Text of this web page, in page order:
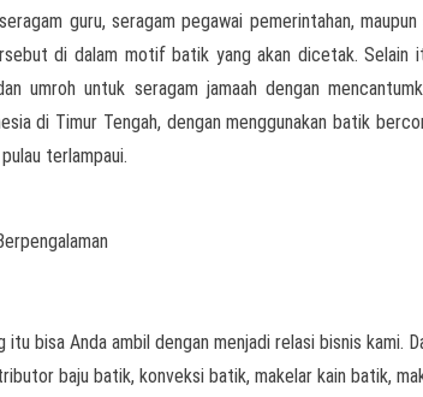
guru, seragam pegawai pemerintahan, maupun
di dalam motif batik yang akan dicetak. Selain
umroh untuk seragam jamaah dengan
di Timur Tengah, dengan menggunakan batik
terlampaui.
bisa Anda ambil dengan menjadi relasi bisnis kami.
baju batik, konveksi batik, makelar kain batik,